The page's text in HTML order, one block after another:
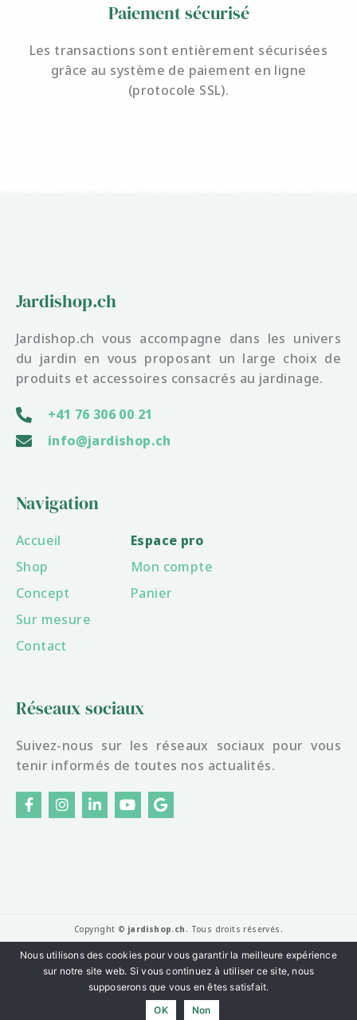
Paiement sécurisé
Les transactions sont entièrement sécurisées
grâce au système de paiement en ligne
(protocole SSL).
Jardishop.ch
Jardishop.ch vous accompagne dans les univers
du jardin en vous proposant un large choix de
produits et accessoires consacrés au jardinage.
+41 76 306 00 21
info@jardishop.ch
Navigation
Accueil
Shop
Concept
Sur mesure
Contact
Espace pro
Mon compte
Panier
Réseaux sociaux
Suivez-nous sur les réseaux sociaux pour vous
tenir informés de toutes nos actualités.
F
a
I
n
L
i
Y
o
G
o
Copyright © jardishop.ch . Tous droits réservés.
Mentions légales|Politique de confidentialité
Website made with love byYETY
🇨🇭 Entreprise suisse basée à Sion · Paiement sécurisé SSL · Twint, carte
bancaire acceptés
Nous utilisons des cookies pour vous garantir la meilleure expérience
sur notre site web. Si vous continuez à utiliser ce site, nous
supposerons que vous en êtes satisfait.
OK
Non